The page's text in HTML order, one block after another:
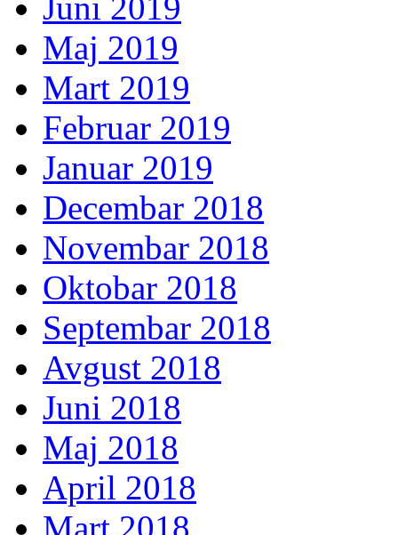
Maj 2019
Mart 2019
Februar 2019
Januar 2019
Decembar 2018
Novembar 2018
Oktobar 2018
Septembar 2018
Avgust 2018
Juni 2018
Maj 2018
April 2018